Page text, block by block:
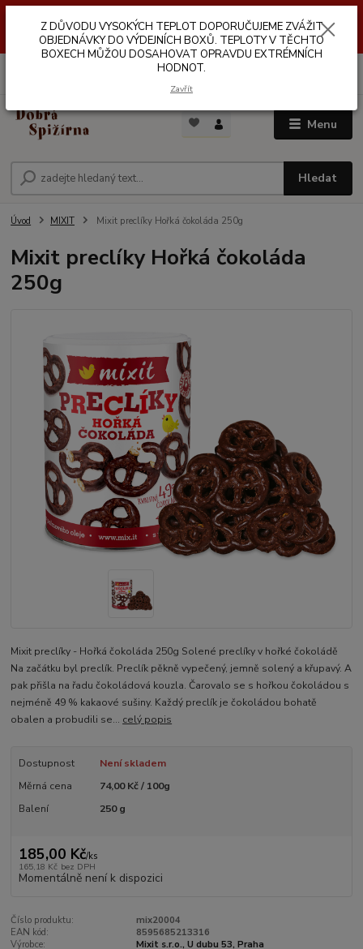
VÝDEJNÍCH BOXŮ. TEPLOTA V TĚCHTO BOXECH MŮŽE DOSAHOVAT
OPRAVDU EXTRÉMNÍCH HODNOT.
Menu
Hledat
Úvod MIXIT Mixit preclíky Hořká čokoláda 250g
Mixit preclíky Hořká čokoláda
250g
Mixit preclíky - Hořká čokoláda 250g Solené preclíky v hořké čokoládě
Na začátku byl preclík. Preclík pěkně vypečený, jemně solený a křupavý. A
pak přišla na řadu čokoládová kouzla. Čarovalo se s hořkou čokoládou s
nejméně 49 % kakaové sušiny. Každý preclík je čokoládou bohatě
obalen a probudili se... celý popis
Dostupnost
Není skladem
Měrná cena
74,00 Kč / 100g
Balení
250 g
185,00 Kč/ks
165,18 Kč bez DPH
Momentálně není k dispozici
Číslo produktu:
mix20004
EAN kód:
8595685213316
Výrobce:
Mixit s.r.o., U dubu 53, Praha
Z DŮVODU VYSOKÝCH TEPLOT DOPORUČUJEME ZVÁŽIT
OBJEDNÁVKY DO VÝDEJNÍCH BOXŮ. TEPLOTY V TĚCHTO
BOXECH MŮŽOU DOSAHOVAT OPRAVDU EXTRÉMNÍCH
HODNOT.
Zavřít